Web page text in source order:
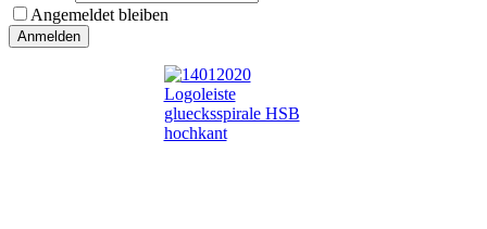
Angemeldet bleiben